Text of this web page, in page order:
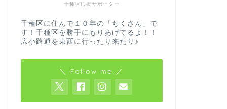
千種区応援サポーター
千種区に住んで１０年の「ちくさん」で
す！千種区を勝手にもりあげてるよ！！
広小路通を東西に行ったり来たり♪
＼ Follow me ／